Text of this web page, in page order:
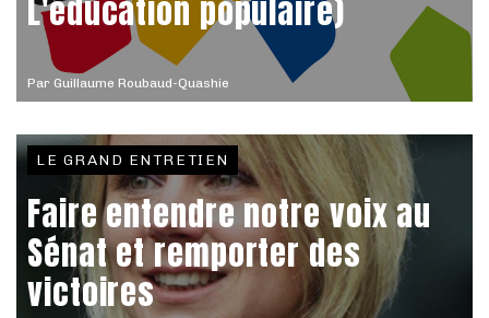
Par Guillaume Roubaud-Quashie
L'éducation populaire)
LE GRAND ENTRETIEN
Faire entendre notre voix au
Sénat et remporter des
victoires